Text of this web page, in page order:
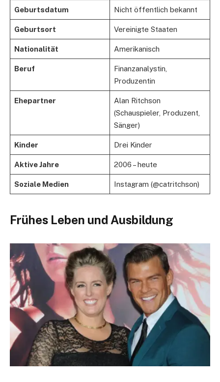
Geburtsdatum Nicht öffentlich bekannt
Geburtsort Vereinigte Staaten
Nationalität Amerikanisch
Beruf
Finanzanalystin,
Produzentin
Ehepartner
Alan Ritchson
(Schauspieler, Produzent,
Sänger)
Kinder Drei Kinder
Aktive Jahre 2006 – heute
Soziale Medien Instagram (@catritchson)
Frühes Leben und Ausbildung